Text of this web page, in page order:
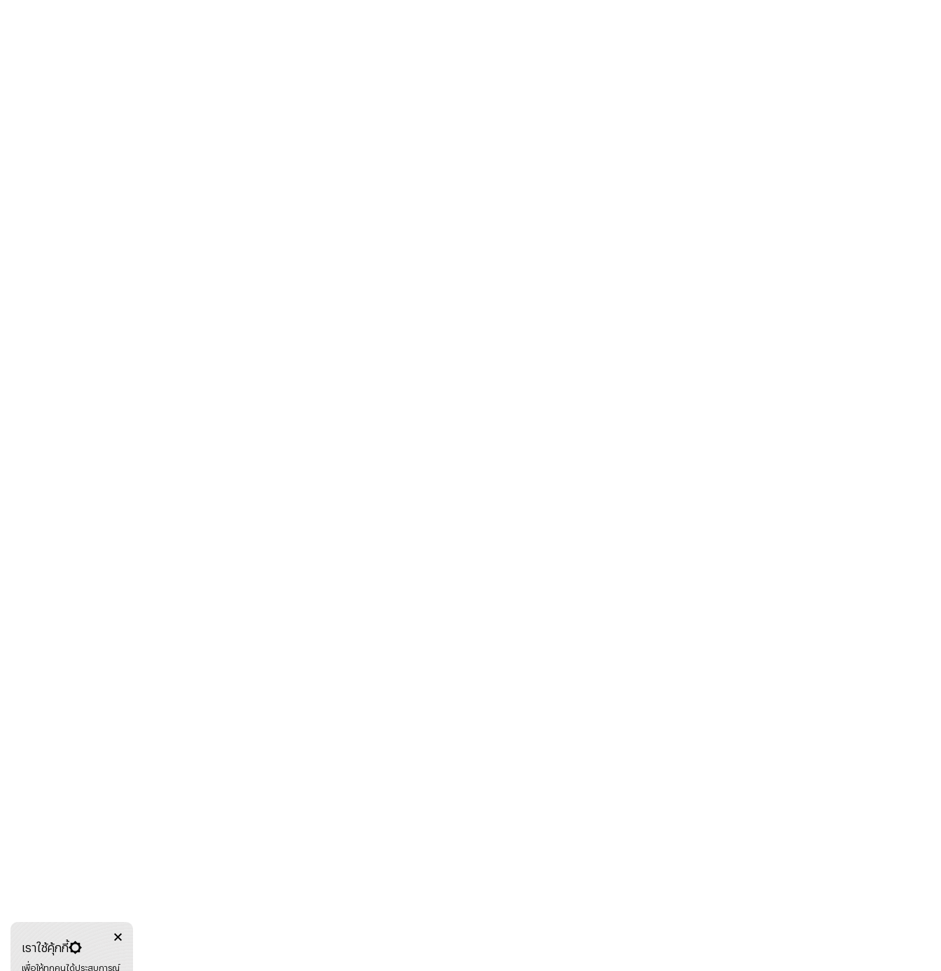
เราใช้คุ้กกี้
เพื่อให้ทุกคนได้ประสบการณ์